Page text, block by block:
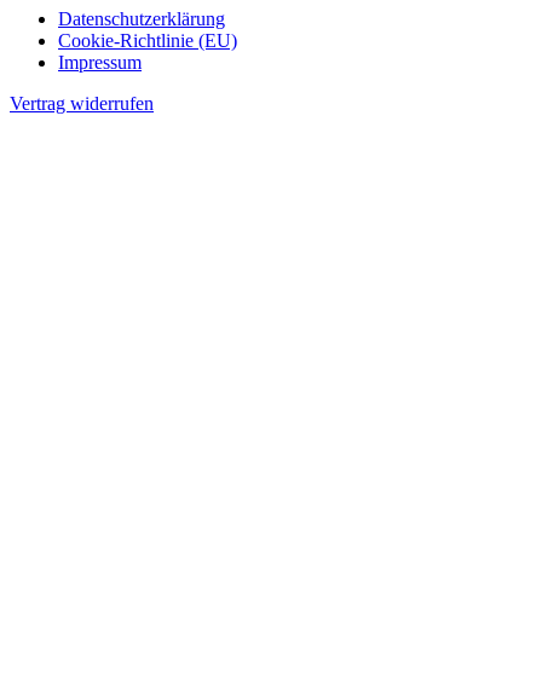
Datenschutzerklärung
Cookie-Richtlinie (EU)
Impressum
Vertrag widerrufen